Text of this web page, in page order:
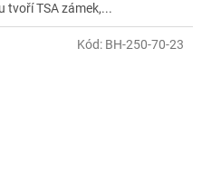
tvoří TSA zámek,...
Kód: BH-250-70-23